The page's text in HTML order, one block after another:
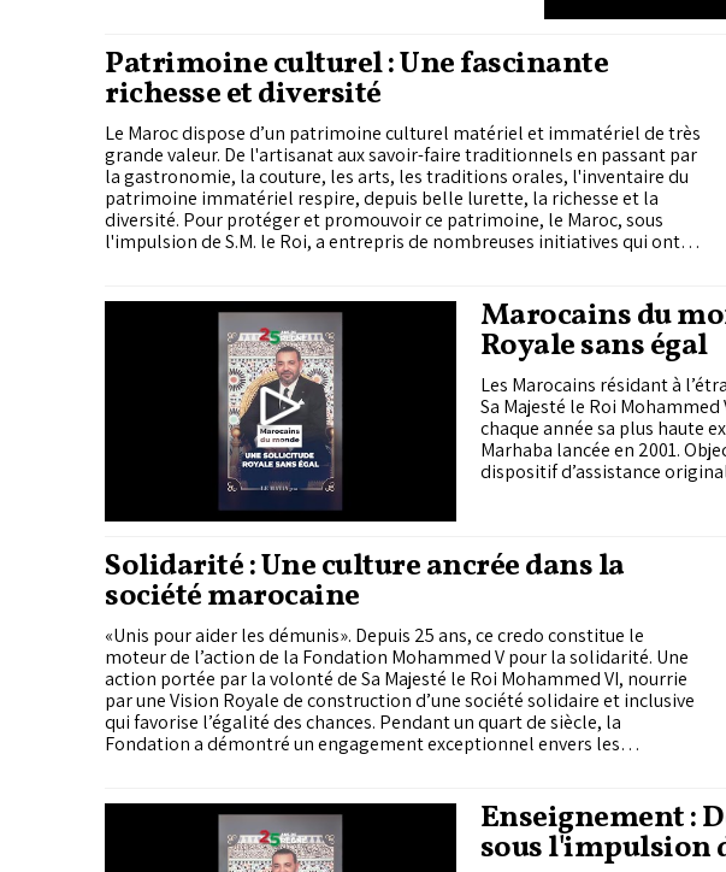
Orient.
Patrimoine culturel : Une fascinante
richesse et diversité
Le Maroc dispose d’un patrimoine culturel matériel et immatériel de très
grande valeur. De l'artisanat aux savoir-faire traditionnels en passant par
la gastronomie, la couture, les arts, les traditions orales, l'inventaire du
patrimoine immatériel respire, depuis belle lurette, la richesse et la
diversité. Pour protéger et promouvoir ce patrimoine, le Maroc, sous
l'impulsion de S.M. le Roi, a entrepris de nombreuses initiatives qui ont
Marocains du
Royale sans égal
Les Marocains résidant à
Sa Majesté le Roi
chaque année sa plus haute
Marhaba lancée en 2001.
dispositif d’assistance
Solidarité : Une culture ancrée dans la
société marocaine
«Unis pour aider les démunis». Depuis 25 ans, ce credo constitue le
moteur de l’action de la Fondation Mohammed V pour la solidarité. Une
action portée par la volonté de Sa Majesté le Roi Mohammed VI, nourrie
par une Vision Royale de construction d’une société solidaire et inclusive
qui favorise l’égalité des chances. Pendant un quart de siècle, la
Fondation a démontré un engagement exceptionnel envers les
Enseignement :
sous l'impulsion